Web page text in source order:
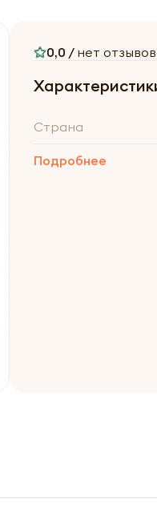
0,0 / нет отзывов
Страна
Подробнее